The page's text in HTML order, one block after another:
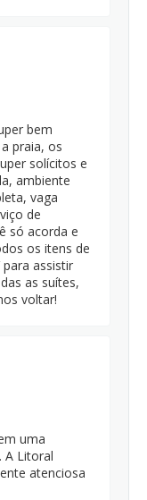
bem
praia, os
solícitos e
ambiente
vaga
de
só acorda e
os itens de
assistir
as suítes,
voltar!
uma
A Litoral
atenciosa